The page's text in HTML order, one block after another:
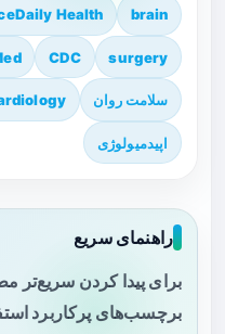
brain
Health
surgery
CDC
سلامت روان
اپیدمیولوژی
راهنمای سریع
برای پیدا کردن سریع‌تر
برچسب‌های پرکاربرد